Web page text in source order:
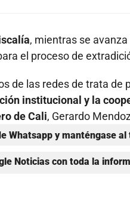
, mientras se
el proceso de
de las redes de trata de
institucional y la
de Cali, Gerardo
Whatsapp y manténgase
Noticias con toda la